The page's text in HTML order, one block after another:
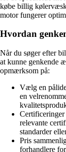
købe billig
motor fungerer
Hvordan
Når du søger efter
at kunne genkende
opmærksom på:
Vælg en
en
relevante
standarder
Pris
forhandlere